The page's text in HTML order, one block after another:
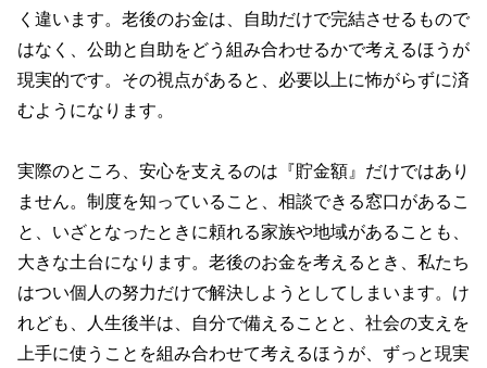
く違います。老後のお金は、自助だけで完結させるもので
はなく、公助と自助をどう組み合わせるかで考えるほうが
現実的です。その視点があると、必要以上に怖がらずに済
むようになります。
実際のところ、安心を支えるのは『貯金額』だけではあり
ません。制度を知っていること、相談できる窓口があるこ
と、いざとなったときに頼れる家族や地域があることも、
大きな土台になります。老後のお金を考えるとき、私たち
はつい個人の努力だけで解決しようとしてしまいます。け
れども、人生後半は、自分で備えることと、社会の支えを
上手に使うことを組み合わせて考えるほうが、ずっと現実